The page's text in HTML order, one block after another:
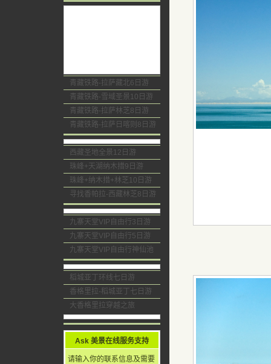
青藏铁路-拉萨藏北6日游
青藏铁路-雪域圣景10日游
青藏铁路-拉萨林芝8日游
青藏铁路-拉萨日喀则8日游
西藏圣地全景12日游
珠峰+天湖纳木措9日游
珠峰+纳木措+林芝10日游
寻找香帕拉-西藏林芝8日游
九寨天堂VIP自由行3日游
九寨天堂VIP自由行5日游
九寨天堂VIP自由行神仙池
稻城亚丁环线七日游
香格里拉-稻城亚丁七日游
大香格里拉穿越之旅
Ask 美景在线服务支持
请输入你的联系信息及需要